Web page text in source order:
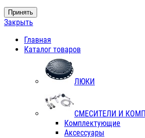
Принять
Закрыть
Главная
Каталог товаров
ЛЮКИ
СМЕСИТЕЛИ И
Комплектующие
Аксессуары